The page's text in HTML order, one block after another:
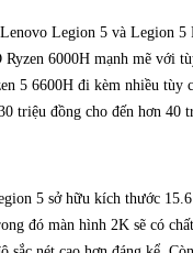
Legion 5 và Legion 5
6000H mạnh mẽ với
5 6600H đi kèm nhiều tùy
triệu đồng cho đến hơn 40
5 sở hữu kích thước
đó màn hình 2K sẽ có